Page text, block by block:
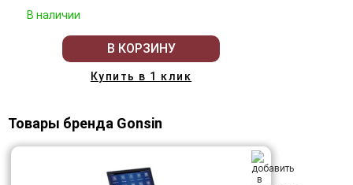
В наличии
В КОРЗИНУ
Купить в 1 клик
Товары бренда Gonsin